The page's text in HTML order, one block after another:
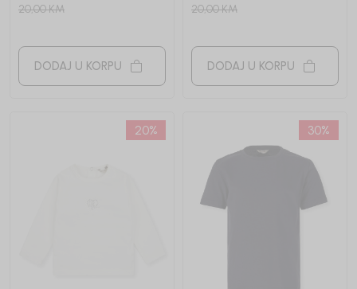
20,00KM
DODAJ U KORPU
20,00KM
DODAJ U KORPU
20% 30%